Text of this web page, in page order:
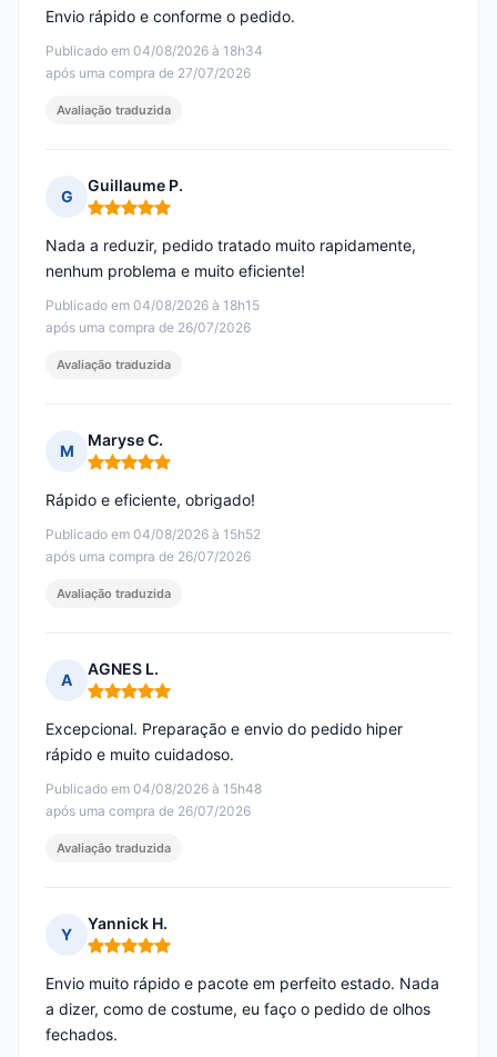
Publicado em 04/08/2026 à 18h34
após uma compra de 27/07/2026
Envio rápido e conforme o pedido.
Avaliação traduzida
G
Guillaume P.
Nota: 5 em 5
Publicado em 04/08/2026 à 18h15
após uma compra de 26/07/2026
Nada a reduzir, pedido tratado muito rapidamente,
nenhum problema e muito eficiente!
Avaliação traduzida
M
Maryse C.
Nota: 5 em 5
Publicado em 04/08/2026 à 15h52
após uma compra de 26/07/2026
Rápido e eficiente, obrigado!
Avaliação traduzida
A
AGNES L.
Nota: 5 em 5
Publicado em 04/08/2026 à 15h48
após uma compra de 26/07/2026
Excepcional. Preparação e envio do pedido hiper
rápido e muito cuidadoso.
Avaliação traduzida
Y
Yannick H.
Nota: 5 em 5
Envio muito rápido e pacote em perfeito estado. Nada
a dizer, como de costume, eu faço o pedido de olhos
fechados.